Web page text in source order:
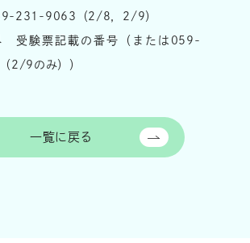
231-9063（2/8，2/9）
受験票記載の番号（または059-
2/9のみ））
一覧に戻る